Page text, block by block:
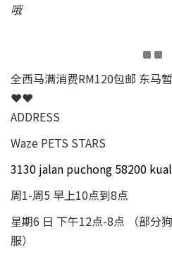
哦
全西马满消费RM120包邮 东马
❤❤
ADDRESS
Waze PETS STARS
3130 jalan puchong 58200
周1-周5 早上10点到8点
星期6 日 下午12点-8点 （部分
服）